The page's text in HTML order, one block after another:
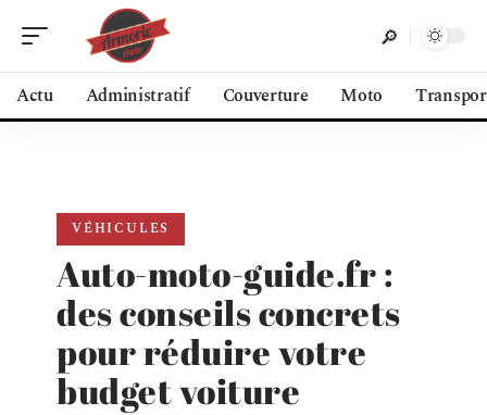
Actu Administratif Couverture Moto
VÉHICULES
Auto-moto-guide.fr :
des conseils concrets
pour réduire votre
budget voiture